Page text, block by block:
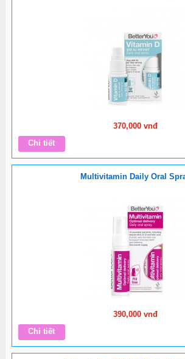
370,000 vnđ
Chi tiết
Multivitamin Daily Oral
390,000 vnđ
Chi tiết